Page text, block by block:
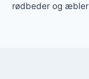
rødbeder og æbler